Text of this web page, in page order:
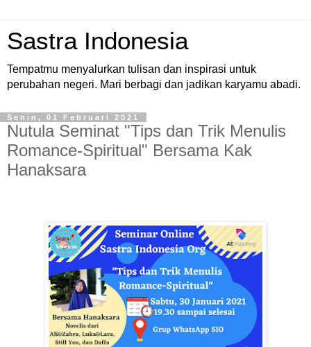
Sastra Indonesia
Tempatmu menyalurkan tulisan dan inspirasi untuk
perubahan negeri. Mari berbagi dan jadikan karyamu abadi.
Senin, 01 Februari 2021
Nutula Seminat "Tips dan Trik Menulis
Romance-Spiritual" Bersama Kak
Hanaksara